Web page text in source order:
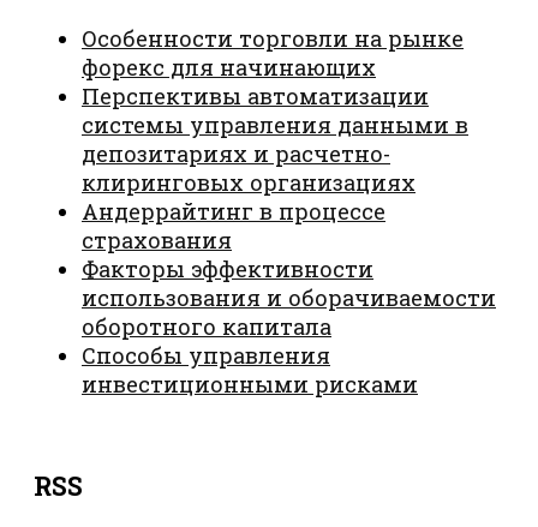
Особенности торговли на рынке
форекс для начинающих
Перспективы автоматизации
системы управления данными в
депозитариях и расчетно-
клиринговых организациях
Андеррайтинг в процессе
страхования
Факторы эффективности
использования и оборачиваемости
оборотного капитала
Способы управления
инвестиционными рисками
RSS